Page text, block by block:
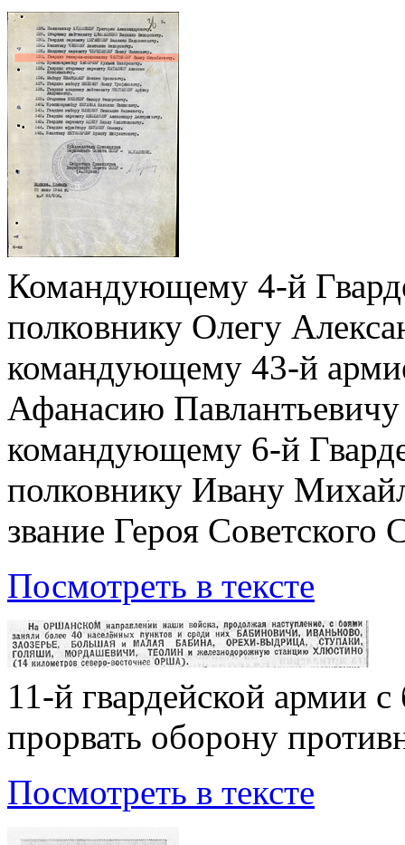
Командующему 4-й
полковнику Олегу
командующему 43-й
Афанасию
командующему 6-й
полковнику Ивану
звание Героя Советского
Посмотреть в тексте
11-й гвардейской армии
прорвать оборону
Посмотреть в тексте